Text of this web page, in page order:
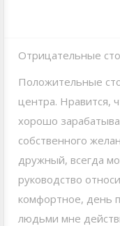
Отрицательные
Положительные
центра. Нравится,
хорошо
собственного
дружный, всегда
руководство
комфортное, день
людьми мне